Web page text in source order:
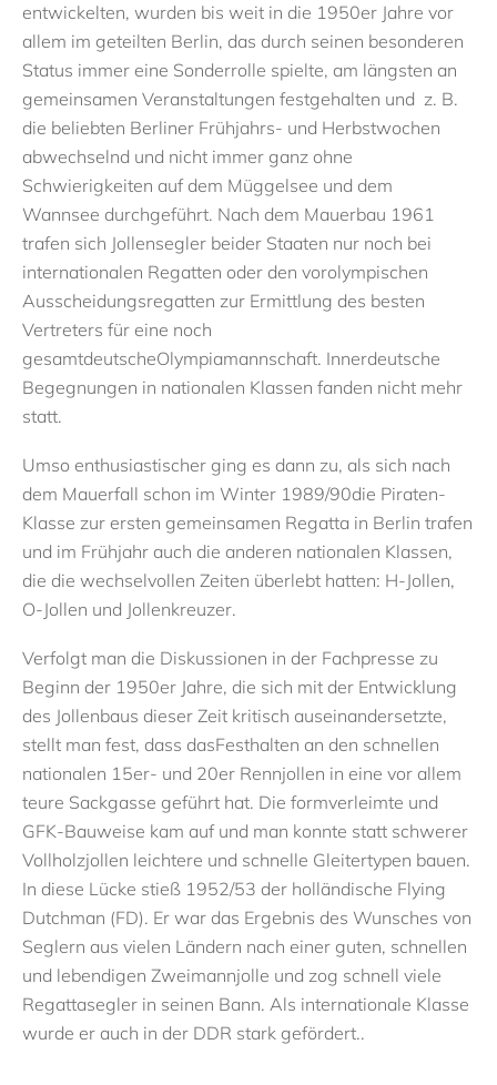
entwickelten, wurden bis weit in die 1950er Jahre vor
allem im geteilten Berlin, das durch seinen besonderen
Status immer eine Sonderrolle spielte, am längsten an
gemeinsamen Veranstaltungen festgehalten und z. B.
die beliebten Berliner Frühjahrs- und Herbstwochen
abwechselnd und nicht immer ganz ohne
Schwierigkeiten auf dem Müggelsee und dem
Wannsee durchgeführt. Nach dem Mauerbau 1961
trafen sich Jollensegler beider Staaten nur noch bei
internationalen Regatten oder den vorolympischen
Ausscheidungsregatten zur Ermittlung des besten
Vertreters für eine noch
gesamtdeutscheOlympiamannschaft. Innerdeutsche
Begegnungen in nationalen Klassen fanden nicht mehr
statt.
Umso enthusiastischer ging es dann zu, als sich nach
dem Mauerfall schon im Winter 1989/90die Piraten-
Klasse zur ersten gemeinsamen Regatta in Berlin trafen
und im Frühjahr auch die anderen nationalen Klassen,
die die wechselvollen Zeiten überlebt hatten: H-Jollen,
O-Jollen und Jollenkreuzer.
Verfolgt man die Diskussionen in der Fachpresse zu
Beginn der 1950er Jahre, die sich mit der Entwicklung
des Jollenbaus dieserZeit kritisch auseinandersetzte,
stellt manfest, dass dasFesthalten an den schnellen
nationalen 15er- und 20er Rennjollen in eine vor allem
teure Sackgasse geführt hat. Die formverleimte und
GFK-Bauweise kam auf und man konnte statt schwerer
Vollholzjollen leichtere und schnelle Gleitertypen bauen.
In diese Lücke stieß 1952/53 der holländische Flying
Dutchman (FD). Er war das Ergebnis des Wunsches von
Seglern aus vielen Ländern nach einer guten, schnellen
und lebendigen Zweimannjolle und zog schnell viele
Regattasegler in seinen Bann. Als internationale Klasse
wurde er auch in der DDR stark gefördert..